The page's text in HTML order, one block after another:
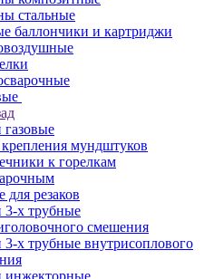
стальные
баллончики и картриджи
газовые
мундштуков
к горелкам
для резаков
3-х трубные
смешения
3-х трубные внутрисоплового
инжекторные